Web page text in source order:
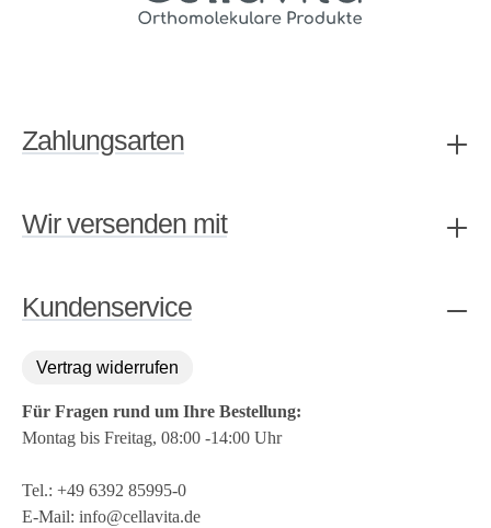
Zahlungsarten
Wir versenden mit
Kundenservice
Vertrag widerrufen
Für Fragen rund um Ihre Bestellung:
Montag bis Freitag, 08:00 -14:00 Uhr
Tel.: +49 6392 85995-0
E-Mail: info@cellavita.de